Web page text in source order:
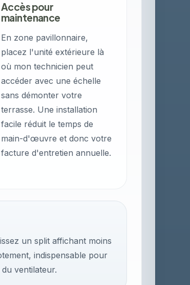
Accès pour
maintenance
En zone pavillonnaire,
placez l'unité extérieure là
où mon technicien peut
accéder avec une échelle
sans démonter votre
terrasse. Une installation
facile réduit le temps de
main-d'œuvre et donc votre
facture d'entretien annuelle.
un split affichant moins
indispensable pour
ventilateur.